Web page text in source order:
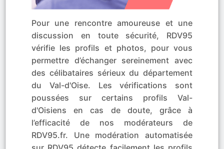
Pour une rencontre amoureuse et une
discussion en toute sécurité, RDV95
vérifie les profils et photos, pour vous
permettre d’échanger sereinement avec
des célibataires sérieux du département
du Val-d'Oise. Les vérifications sont
poussées sur certains profils Val-
d'Oisiens en cas de doute, grâce à
l’efficacité de nos modérateurs de
RDV95.fr. Une modération automatisée